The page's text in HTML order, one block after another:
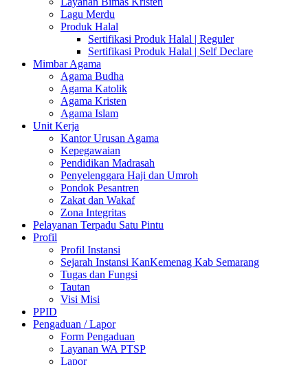
Lagu Merdu
Produk Halal
Sertifikasi Produk Halal | Reguler
Sertifikasi Produk Halal | Self Declare
Mimbar Agama
Agama Budha
Agama Katolik
Agama Kristen
Agama Islam
Unit Kerja
Kantor Urusan Agama
Kepegawaian
Pendidikan Madrasah
Penyelenggara Haji dan Umroh
Pondok Pesantren
Zakat dan Wakaf
Zona Integritas
Pelayanan Terpadu Satu Pintu
Profil
Profil Instansi
Sejarah Instansi KanKemenag Kab Semarang
Tugas dan Fungsi
Tautan
Visi Misi
PPID
Pengaduan / Lapor
Form Pengaduan
Layanan WA PTSP
Lapor